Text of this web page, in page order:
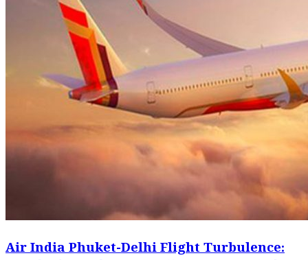
Air India Phuket-Delhi Flight Turbulence: